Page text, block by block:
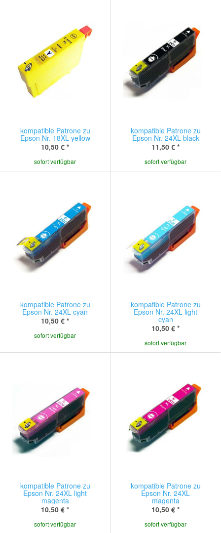
kompatible Patrone zu
Epson Nr. 18XL yellow
10,50 € *
sofort verfügbar
kompatible Patrone zu
Epson Nr. 24XL black
11,50 € *
sofort verfügbar
kompatible Patrone zu
Epson Nr. 24XL cyan
10,50 € *
sofort verfügbar
kompatible Patrone zu
Epson Nr. 24XL light
cyan
10,50 € *
sofort verfügbar
kompatible Patrone zu
Epson Nr. 24XL light
magenta
10,50 € *
sofort verfügbar
kompatible Patrone zu
Epson Nr. 24XL
magenta
10,50 € *
sofort verfügbar